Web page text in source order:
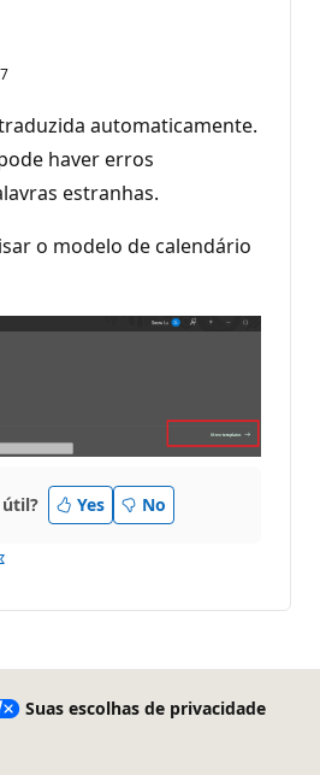
automaticamente.
haver erros
estranhas.
o modelo de calendário
útil? Yes No
Suas escolhas de privacidade